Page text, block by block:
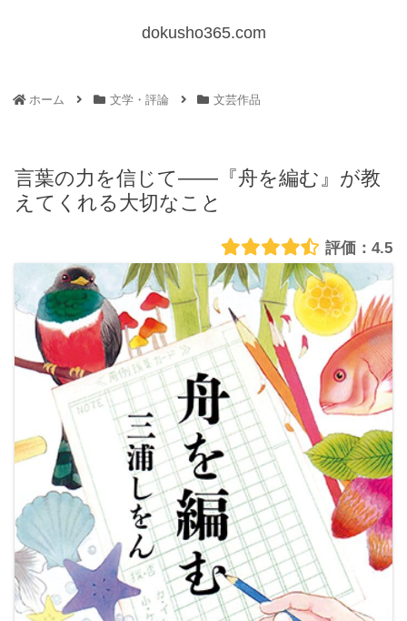
dokusho365.com
ホーム 文学・評論 文芸作品
言葉の力を信じて——『舟を編む』が教
えてくれる大切なこと
4.5